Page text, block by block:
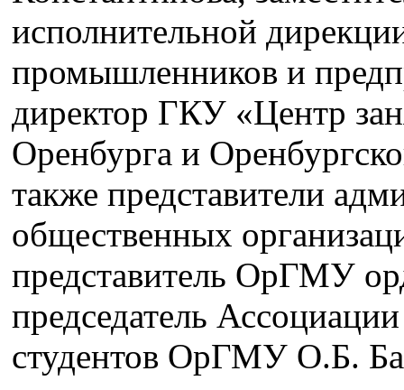
исполнительной
промышленников и
директор ГКУ «Центр
Оренбурга и
также представители
общественных
представитель ОрГМУ
председатель
студентов ОрГМУ О.Б.